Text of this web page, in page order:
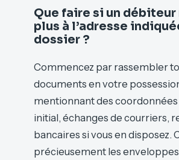
Que faire si un débiteur
plus à l’adresse
dossier ?
Commencez par rassembler
documents en votre
mentionnant des
initial, échanges de courriers,
bancaires si vous en disposez.
précieusement les